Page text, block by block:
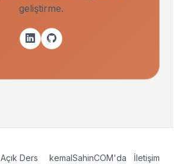
geliştirme.
Açık Ders kemalSahinCOM'da İletişim